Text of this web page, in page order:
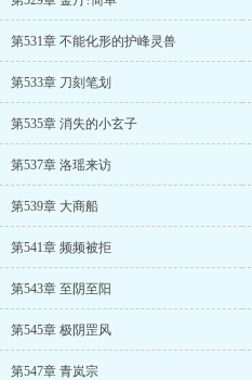
第531章 不能化形的护峰灵兽
第533章 刀刻笔划
第535章 消失的小玄子
第537章 洛瑶来访
第539章 大商船
第541章 频频被拒
第543章 至阴至阳
第545章 极阴罡风
第547章 青岚宗